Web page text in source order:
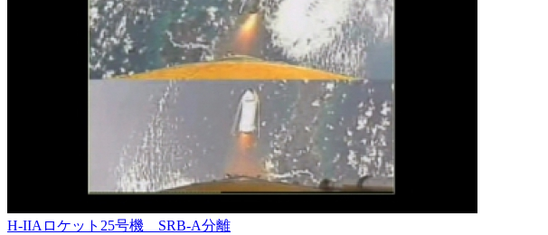
H-IIAロケット25号機 SRB-A分離